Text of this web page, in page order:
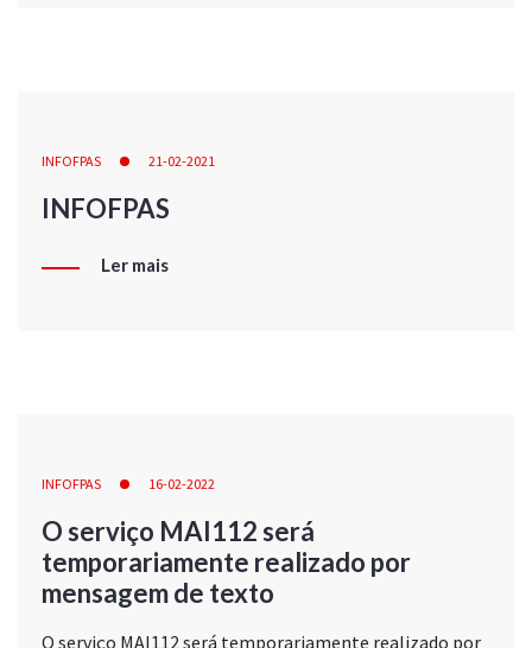
INFOFPAS 21-02-2021
INFOFPAS
Ler mais
INFOFPAS 16-02-2022
O serviço MAI112 será
temporariamente realizado por
mensagem de texto
O serviço MAI112 será temporariamente realizado por